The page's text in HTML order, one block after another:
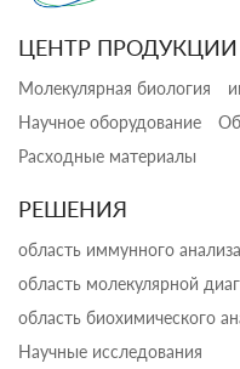
ЦЕНТР ПРОДУКЦИИ
Молекулярная биология
Научное оборудование
Расходные материалы
РЕШЕНИЯ
область иммунного анализа
область молекулярной
область биохимического
Научные исследования